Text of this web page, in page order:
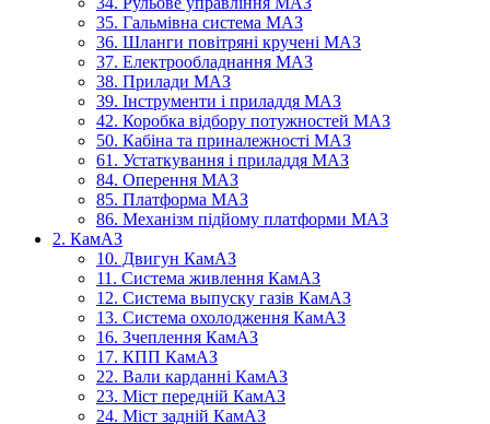
35. Гальмівна система МАЗ
36. Шланги повітряні кручені МАЗ
37. Електрообладнання МАЗ
38. Прилади МАЗ
39. Інструменти і приладдя МАЗ
42. Коробка відбору потужностей МАЗ
50. Кабіна та приналежності МАЗ
61. Устаткування і приладдя МАЗ
84. Оперення МАЗ
85. Платформа МАЗ
86. Механізм підйому платформи МАЗ
2. КамАЗ
10. Двигун КамАЗ
11. Система живлення КамАЗ
12. Система выпуску газів КамАЗ
13. Система охолодження КамАЗ
16. Зчеплення КамАЗ
17. КПП КамАЗ
22. Вали карданні КамАЗ
23. Міст передній КамАЗ
24. Міст задній КамАЗ